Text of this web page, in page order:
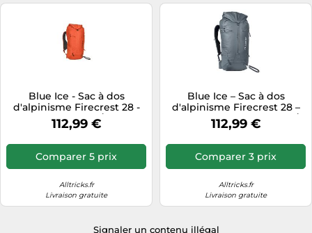
Blue Ice - Sac à dos
d'alpinisme Firecrest 28 -
Red Clay - S/M
112,99 €
Comparer 5 prix
Alltricks.fr
Livraison gratuite
Blue Ice – Sac à dos
d'alpinisme Firecrest 28 –
28 L – Ardoise foncée – M/L
112,99 €
Comparer 3 prix
Alltricks.fr
Livraison gratuite
Signaler un contenu illégal